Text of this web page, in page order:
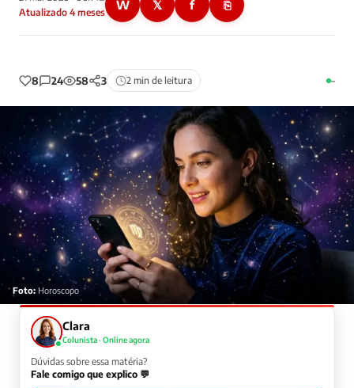
Atualizado 4 meses
W 𝕏 f ⎘
8 24 58 3 2 min de leitura –
Foto: Horoscopo
Clara
Colunista · Online agora
Dúvidas sobre essa matéria?
Fale comigo que explico 💬